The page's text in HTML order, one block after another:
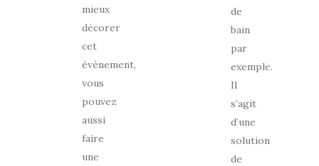
mieux
décorer
cet
événement,
vous
pouvez
aussi
faire
une
de
bain
par
exemple.
Il
s’agit
d’une
solution
de